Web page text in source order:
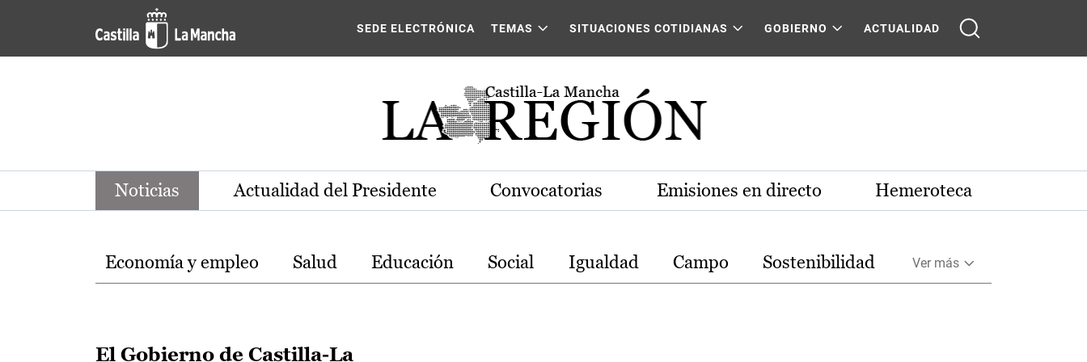
Pasar al contenido principal
Noticias de la región de Castilla-La Mancha
SEDE ELECTRÓNICA TEMAS SITUACIONES COTIDIANAS GOBIERNO ACTUALIDAD
Noticias Actualidad del Presidente Convocatorias Emisiones en directo Hemeroteca
Temas
Economía y empleo Salud Educación Social Igualdad Campo Sostenibilidad Ver más
El Gobierno de Castilla-La